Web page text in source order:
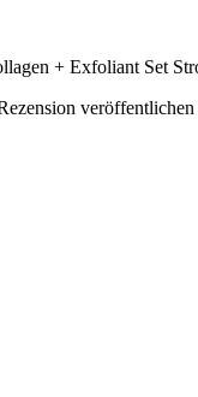
+ Exfoliant Set
veröffentlichen